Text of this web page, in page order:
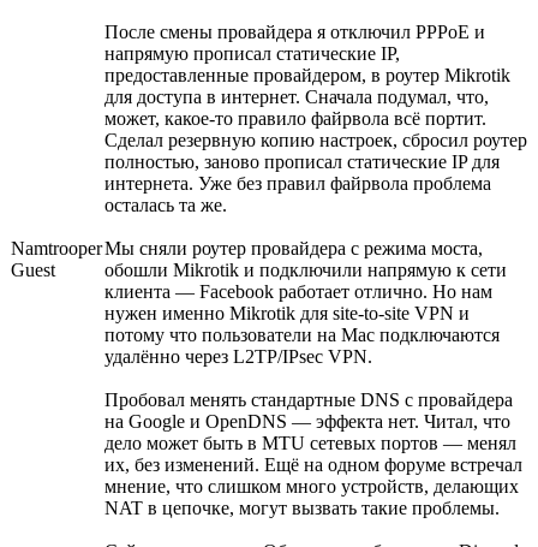
Namtrooper
Guest
После смены провайдера я отключил PPPoE и
напрямую прописал статические IP,
предоставленные провайдером, в роутер Mikrotik
для доступа в интернет. Сначала подумал, что,
может, какое-то правило файрвола всё портит.
Сделал резервную копию настроек, сбросил роутер
полностью, заново прописал статические IP для
интернета. Уже без правил файрвола проблема
осталась та же.
Мы сняли роутер провайдера с режима моста,
обошли Mikrotik и подключили напрямую к сети
клиента — Facebook работает отлично. Но нам
нужен именно Mikrotik для site-to-site VPN и
потому что пользователи на Mac подключаются
удалённо через L2TP/IPsec VPN.
Пробовал менять стандартные DNS с провайдера
на Google и OpenDNS — эффекта нет. Читал, что
дело может быть в MTU сетевых портов — менял
их, без изменений. Ещё на одном форуме встречал
мнение, что слишком много устройств, делающих
NAT в цепочке, могут вызвать такие проблемы.